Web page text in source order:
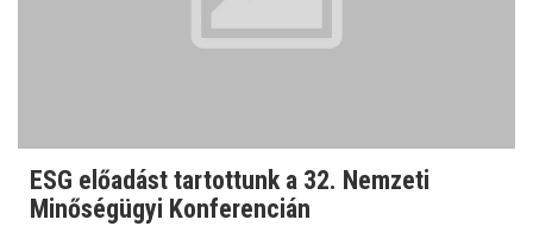
ESG előadást tartottunk a 32. Nemzeti
Minőségügyi Konferencián